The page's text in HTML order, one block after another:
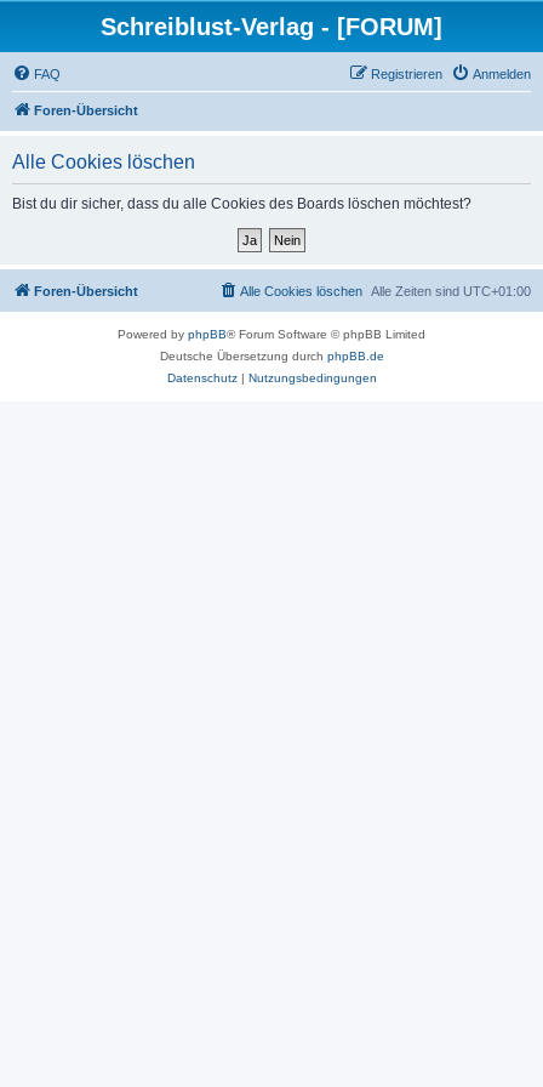
Schreiblust-Verlag - [FORUM]
FAQ Anmelden
Registrieren
Foren-Übersicht
Alle Cookies löschen
Bist du dir sicher, dass du alle Cookies des Boards löschen möchtest?
Foren-Übersicht Alle Zeiten sind UTC+01:00
Alle Cookies löschen
Powered by phpBB® Forum Software © phpBB Limited
Deutsche Übersetzung durch phpBB.de
Datenschutz| Nutzungsbedingungen